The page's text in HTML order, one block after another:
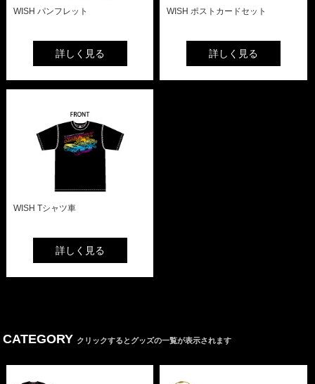
WISH パンフレット
詳しく見る
WISH ポストカードセット
詳しく見る
WISH Tシャツ車
詳しく見る
CATEGORY クリックするとグッズの一覧が表示されます